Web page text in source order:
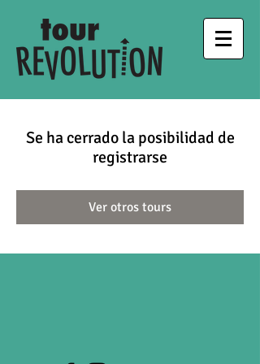
Se ha cerrado la posibilidad de
registrarse
Ver otros tours